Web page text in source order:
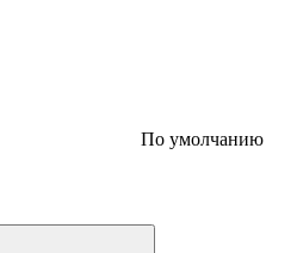
По умолчанию